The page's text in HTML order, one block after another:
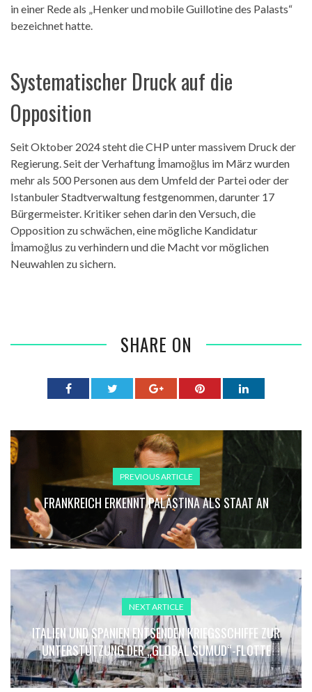
in einer Rede als „Henker und mobile Guillotine des Palasts“
bezeichnet hatte.
Systematischer Druck auf die
Opposition
Seit Oktober 2024 steht die CHP unter massivem Druck der
Regierung. Seit der Verhaftung İmamoğlus im März wurden
mehr als 500 Personen aus dem Umfeld der Partei oder der
Istanbuler Stadtverwaltung festgenommen, darunter 17
Bürgermeister. Kritiker sehen darin den Versuch, die
Opposition zu schwächen, eine mögliche Kandidatur
İmamoğlus zu verhindern und die Macht vor möglichen
Neuwahlen zu sichern.
SHARE ON
PREVIOUS ARTICLE
FRANKREICH ERKENNT PALÄSTINA ALS STAAT AN
NEXT ARTICLE
ITALIEN UND SPANIEN ENTSENDEN KRIEGSSCHIFFE ZUR
UNTERSTÜTZUNG DER „GLOBAL SUMUD“-FLOTTE